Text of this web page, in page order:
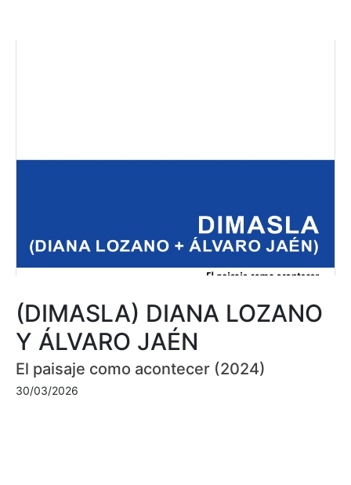
(DIMASLA) DIANA LOZANO
Y ÁLVARO JAÉN
El paisaje como acontecer (2024)
30/03/2026